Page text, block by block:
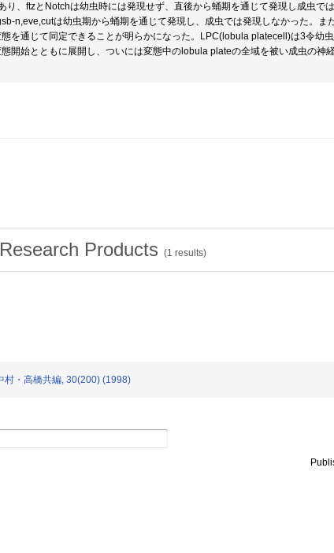
り、ftzとNotchは幼虫時には発現せず、直後から蛹期を通じて発現し成虫では
n,eve,cutは幼虫期から蛹期を通じて発現し、成虫では発現しなかった。ま
を通じて同定できることが明らかになった。LPC(lobula platecell)は3令幼
開始とともに展開し、ついには変態中のlobula plateの全域を被い成虫の神経
Research Products (1 results)
村・高橋共編, 30(200) (1998)